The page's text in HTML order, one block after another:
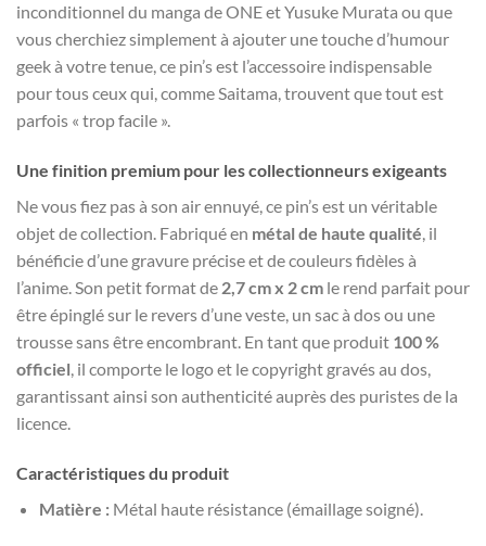
inconditionnel du manga de ONE et Yusuke Murata ou que
vous cherchiez simplement à ajouter une touche d’humour
geek à votre tenue, ce pin’s est l’accessoire indispensable
pour tous ceux qui, comme Saitama, trouvent que tout est
parfois « trop facile ».
Une finition premium pour les collectionneurs exigeants
Ne vous fiez pas à son air ennuyé, ce pin’s est un véritable
objet de collection. Fabriqué en métal de haute qualité, il
bénéficie d’une gravure précise et de couleurs fidèles à
l’anime. Son petit format de 2,7 cm x 2 cm le rend parfait pour
être épinglé sur le revers d’une veste, un sac à dos ou une
trousse sans être encombrant. En tant que produit 100 %
officiel, il comporte le logo et le copyright gravés au dos,
garantissant ainsi son authenticité auprès des puristes de la
licence.
Caractéristiques du produit
Matière :Métal haute résistance (émaillage soigné).